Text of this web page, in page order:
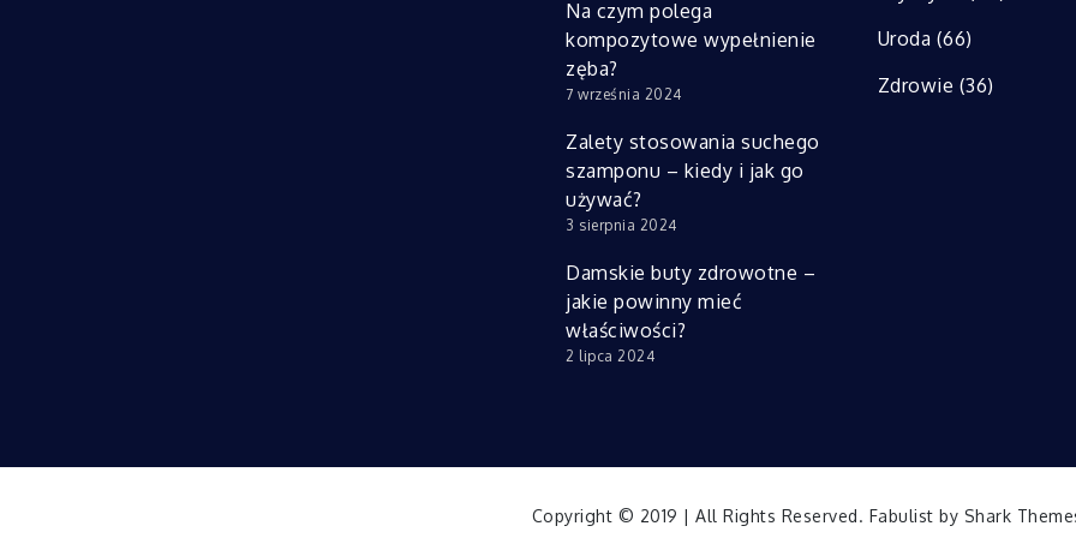
Na czym polega
kompozytowe wypełnienie
zęba?
7 września 2024
Zalety stosowania suchego
szamponu – kiedy i jak go
używać?
3 sierpnia 2024
Damskie buty zdrowotne –
jakie powinny mieć
właściwości?
2 lipca 2024
Uroda (66)
Zdrowie (36)
Copyright © 2019 | All Rights Reserved. Fabulist by Shark